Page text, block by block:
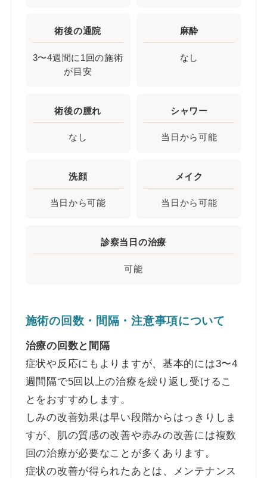
術後の通院
3〜4週間に1回の施術
が目安
麻酔
なし
術後の腫れ
なし
シャワー
当日から可能
洗顔
当日から可能
メイク
当日から可能
診察当日の治療
可能
施術の回数・間隔・注意事項について
治療の回数と間隔
症状や反応にもよりますが、基本的には3〜4
週間隔で5回以上の治療を繰り返し受けるこ
とをおすすめします。
しみの改善効果は早い段階からはっきりしま
すが、肌の質感の改善や赤みの改善には複数
回の治療が必要なことが多くあります。
症状の改善が得られたあとは、メンテナンス